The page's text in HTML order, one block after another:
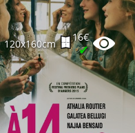
120x160cm
16€
✔